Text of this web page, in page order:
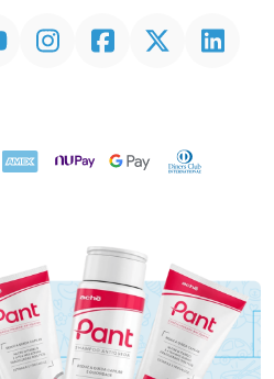
InstagramFacebookTwitter Linkedin
AMEX NuPay Google PayDiners Club